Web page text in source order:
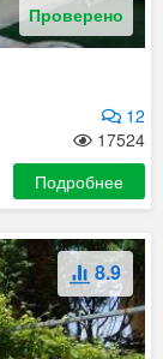
Проверено
12
17524
Подробнее
8.9